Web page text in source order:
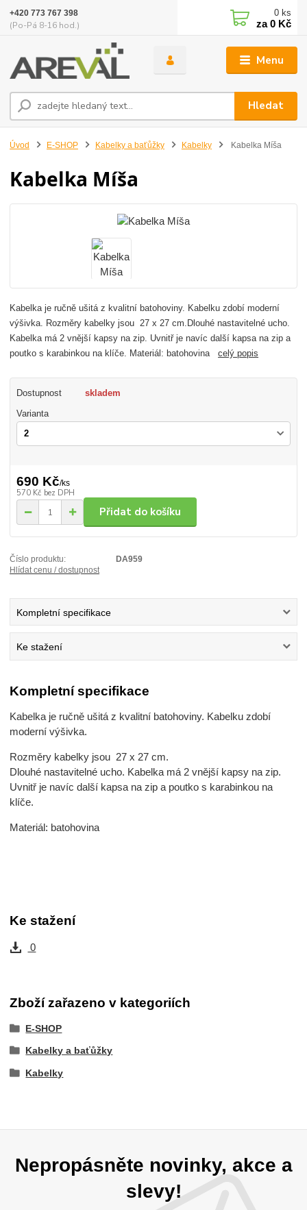
Menu
Hledat
+420 773 767 398
(Po-Pá 8-16 hod.)
0 ks
za0 Kč
Úvod E-SHOP Kabelky a baťůžky Kabelky Kabelka Míša
Kabelka Míša
Kabelka je ručně ušitá z kvalitní batohoviny. Kabelku zdobí moderní
výšivka. Rozměry kabelky jsou 27 x 27 cm.Dlouhé nastavitelné ucho.
Kabelka má 2 vnější kapsy na zip. Uvnitř je navíc další kapsa na zip a
poutko s karabinkou na klíče. Materiál: batohovinacelý popis
Dostupnost skladem
Varianta
690 Kč/ks
570 Kč bez DPH
Přidat do košíku
Číslo produktu:
DA959
Hlídat cenu / dostupnost
Kompletní specifikace
Ke stažení
Kompletní specifikace
Kabelka je ručně ušitá z kvalitní batohoviny. Kabelku zdobí
moderní výšivka.
Rozměry kabelky jsou 27 x 27 cm.
Dlouhé nastavitelné ucho. Kabelka má 2 vnější kapsy na zip.
Uvnitř je navíc další kapsa na zip a poutko s karabinkou na
klíče.
Materiál: batohovina
Ke stažení
0
Zboží zařazeno v kategoriích
E-SHOP
Kabelky a baťůžky
Kabelky
Nepropásněte novinky, akce a
slevy!